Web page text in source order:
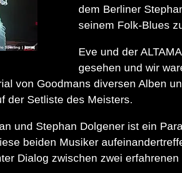
dem Berliner
seinem Folk-Blues
Eve und der
gesehen und wir
von Goodmans diversen Alben
der Setliste des Meisters.
und Stephan Dolgener ist ein
beiden Musiker
Dialog zwischen zwei